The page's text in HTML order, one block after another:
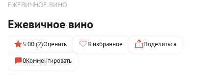
ЕЖЕВИЧНОЕ ВИНО
Ежевичное вино
5.00 (2)Оценить В избранное
Поделиться
0Комментировать